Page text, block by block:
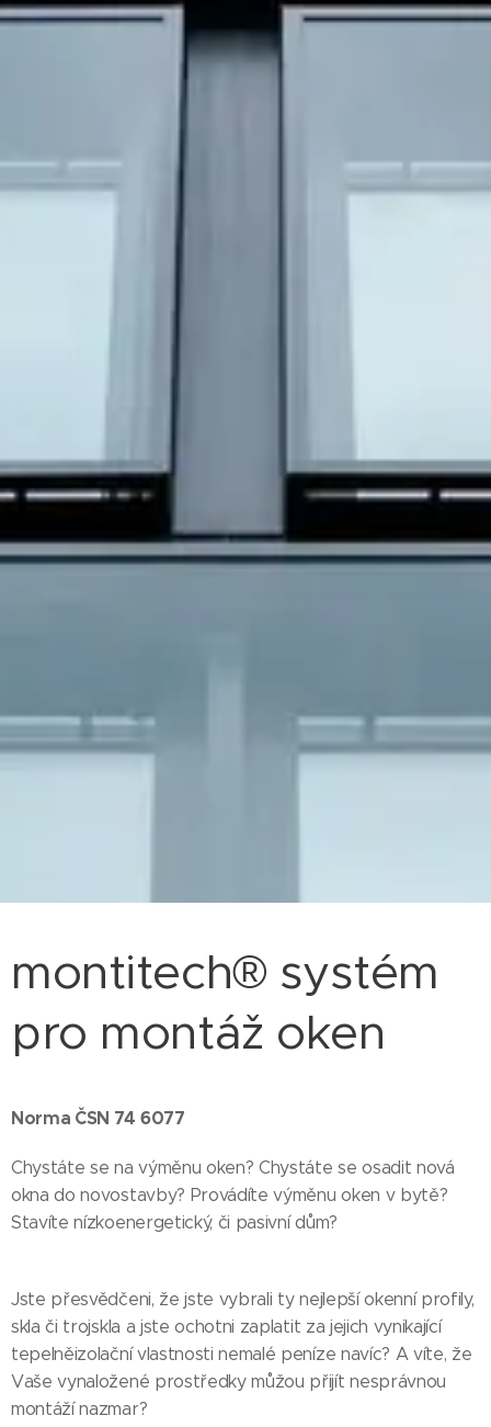
montitech® systém
pro montáž oken
Norma ČSN 74 6077
Chystáte se na výměnu oken? Chystáte se osadit nová
okna do novostavby? Provádíte výměnu oken v bytě?
Stavíte nízkoenergetický, či pasivní dům?
Jste přesvědčeni, že jste vybrali ty nejlepší okenní profily,
skla či trojskla a jste ochotni zaplatit za jejich vynikající
tepelněizolační vlastnosti nemalé peníze navíc? A víte, že
Vaše vynaložené prostředky můžou přijít nesprávnou
montáží nazmar?